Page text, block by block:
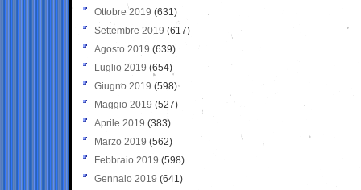
Ottobre 2019 (631)
Settembre 2019 (617)
Agosto 2019 (639)
Luglio 2019 (654)
Giugno 2019 (598)
Maggio 2019 (527)
Aprile 2019 (383)
Marzo 2019 (562)
Febbraio 2019 (598)
Gennaio 2019 (641)